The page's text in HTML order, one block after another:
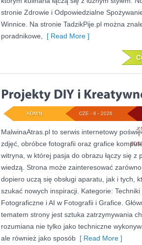
stronie Zdrowie i Odpowiedzialne
Winnice. Na stronie TadzikPije.pl można
poradnikowe,
[ Read More ]
CZE - 6 - 2026
ADMIN
MalwinaAtras.pl to serwis internetowy
zdjęć, obróbce fotografii oraz grafice
witryna, w której pasja do obrazu łączy się z
wiedzą. Strona może zainteresować
dopiero uczą się obsługi aparatu, jak i tych,
szukać nowych inspiracji. Kategorie: Techniki
Fotograficzne i AI w Fotografii i Grafice.
tematem strony jest sztuka zatrzymywania
rozumiana nie tylko jako techniczne
ale również jako sposób [ Read More ]